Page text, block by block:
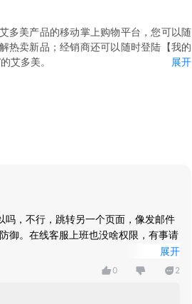
多美产品的移动掌上购物平台，您可以随
热卖新品；经销商还可以随时登陆【我的
艾多美。
，帮助您感兴趣的商城内容进行快速了
告、常见问题等功能。
道、我的办公室等。
展开
，不行，跳转另一个页面，像发邮件
御。在线客服上班也没啥权限，有事请
直接升级替代，V1还在，除了查历史
展开
0 2